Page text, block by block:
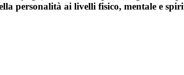
personalità ai livelli fisico, mentale e